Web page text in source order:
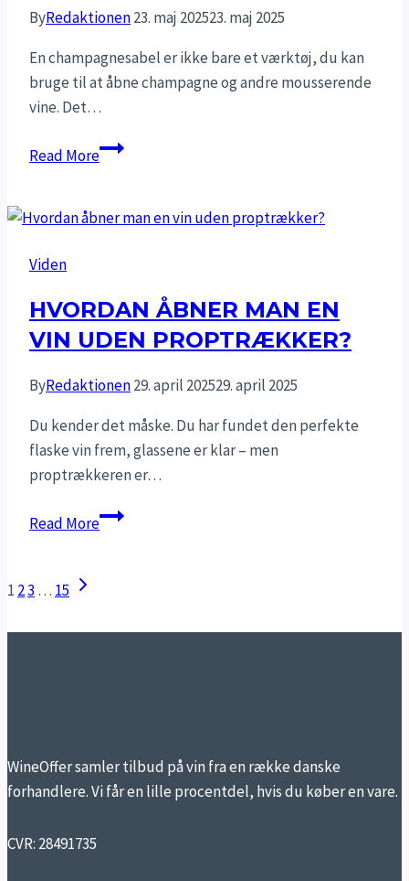
ByRedaktionen23. maj 202523. maj 2025
En champagnesabel er ikke bare et værktøj, du kan
bruge til at åbne champagne og andre mousserende
vine. Det…
Read MoreBedste
test
Viden
HVORDAN ÅBNER MAN EN
VIN UDEN PROPTRÆKKER?
ByRedaktionen29. april 202529. april 2025
Du kender det måske. Du har fundet den perfekte
flaske vin frem, glassene er klar – men
proptrækkeren er…
Read MoreHvordan
uden
PAGE
NAVIGATION
1 23 … 15 Next
WineOffer samler tilbud på vin fra en række danske
forhandlere. Vi får en lille procentdel, hvis du køber en vare.
CVR: 28491735